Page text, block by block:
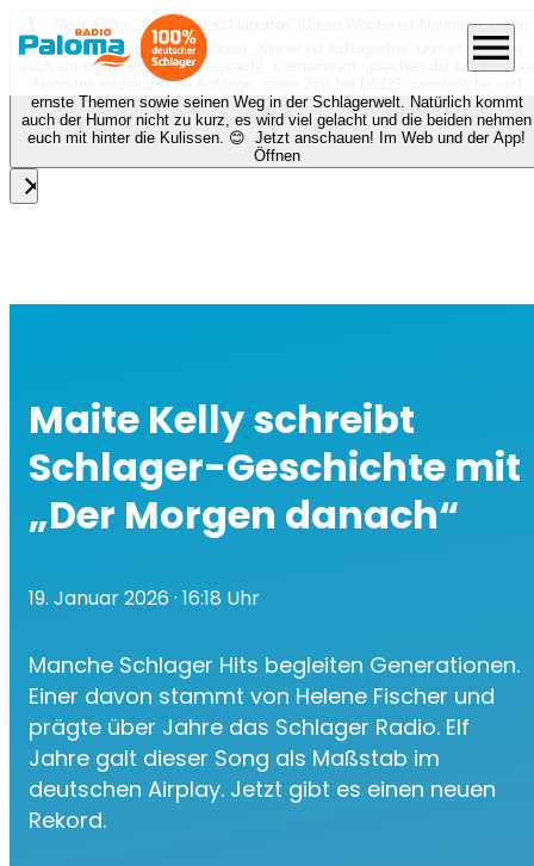
🎙️✨ Neue Folge „Keiner ist schlagerfrei“!
Diese Woche ist Norman Langen
bei Nora zu Gast beim Podcast „Keiner ist schlagerfrei“ und es erwartet
euch ein richtig schönes Gespräch! Gemeinsam sprechen die beiden über
Normans musikalische Anfänge, seine Zeit bei DSDS, persönliche und
ernste Themen sowie seinen Weg in der Schlagerwelt. Natürlich kommt
auch der Humor nicht zu kurz, es wird viel gelacht und die beiden nehmen
euch mit hinter die Kulissen. 😊 Jetzt anschauen! Im Web und der App!
Öffnen
close
menu
Maite Kelly schreibt
Schlager-Geschichte mit
„Der Morgen danach“
19. Januar 2026· 16:18 Uhr
Manche Schlager Hits begleiten Generationen.
Einer davon stammt von Helene Fischer und
prägte über Jahre das Schlager Radio. Elf
Jahre galt dieser Song als Maßstab im
deutschen Airplay. Jetzt gibt es einen neuen
Rekord.